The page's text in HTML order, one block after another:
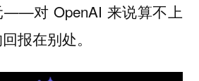
——对 OpenAI 来说算不上
报在别处。